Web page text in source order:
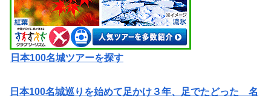
日本100名城ツアーを探す
日本100名城巡りを始めて足かけ３年、足でたどった 名